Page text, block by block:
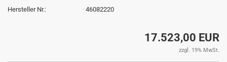
Hersteller Nr.: 46082220
17.523,00 EUR
zzgl. 19% MwSt.